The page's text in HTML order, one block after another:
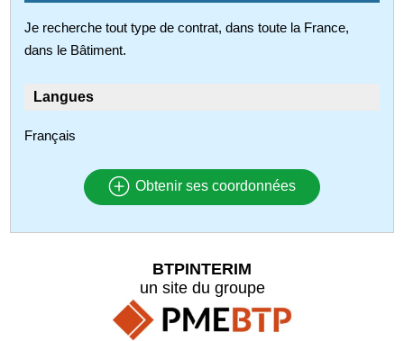
Je recherche tout type de contrat, dans toute la France,
dans le Bâtiment.
Langues
Français
Obtenir ses coordonnées
BTPINTERIM
un site du groupe